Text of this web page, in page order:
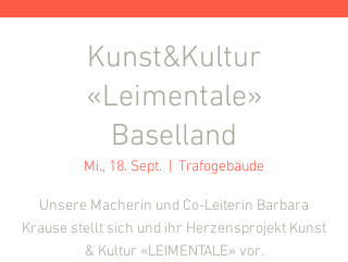
Kunst&Kultur
«Leimentale»
Baselland
Mi., 18. Sept. Trafogebäude
Unsere Macherin und Co-Leiterin Barbara
Krause stellt sich und ihr Herzensprojekt Kunst
& Kultur «LEIMENTALE» vor.